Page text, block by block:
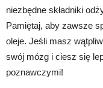
niezbędne składniki
Pamiętaj, aby zawsze
oleje. Jeśli masz
swój mózg i ciesz się
poznawczymi!